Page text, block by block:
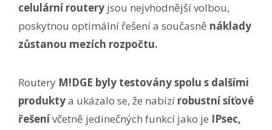
celulární routery jsou nejvhodnější volbou,
poskytnou optimální řešení a současně náklady
zůstanou mezích rozpočtu.
Routery M!DGE byly testovány spolu s dalšími
produktya ukázalo se, že nabízí robustní síťové
řešenívčetně jedinečných funkcí jako je IPsec,